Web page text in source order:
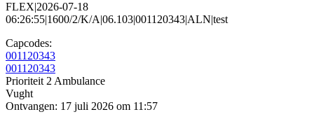
FLEX|2026-07-18
06:26:55|1600/2/K/A|06.103|001120343|ALN|test
Capcodes:
001120343
001120343
Prioriteit 2 Ambulance
Vught
Ontvangen: 17 juli 2026 om 11:57